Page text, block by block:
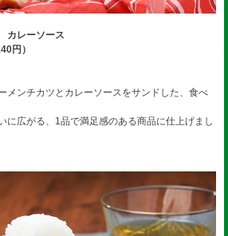
カレーソース
円）
メンチカツとカレーソースをサンドした、食べ
に広がる、1品で満足感のある商品に仕上げまし